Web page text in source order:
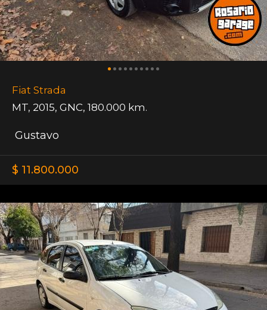
Fiat Strada
MT, 2015, GNC, 180.000 km.
Gustavo
$ 11.800.000